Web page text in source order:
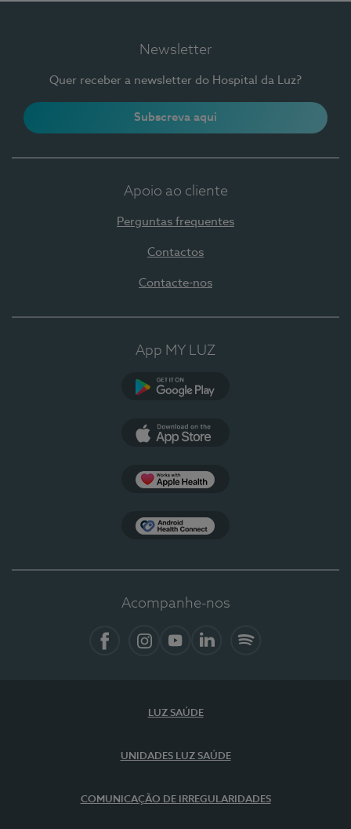
Newsletter
Quer receber a newsletter do Hospital da Luz?
Subscreva aqui
Apoio ao cliente
Perguntas frequentes
Contactos
Contacte-nos
App MY LUZ
Acompanhe-nos
LUZ SAÚDE
UNIDADES LUZ SAÚDE
COMUNICAÇÃO DE IRREGULARIDADES